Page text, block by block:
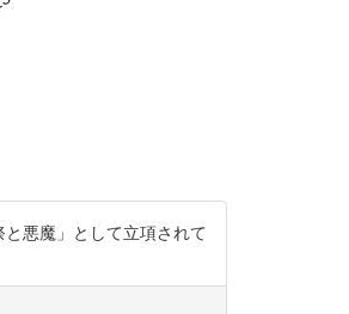
悪魔」として立項されて